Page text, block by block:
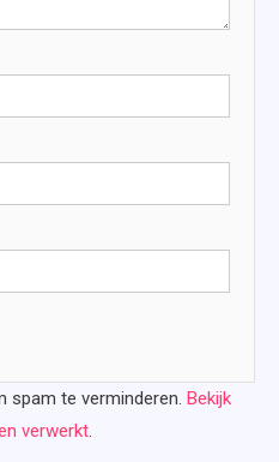
spam te verminderen. Bekijk
verwerkt.